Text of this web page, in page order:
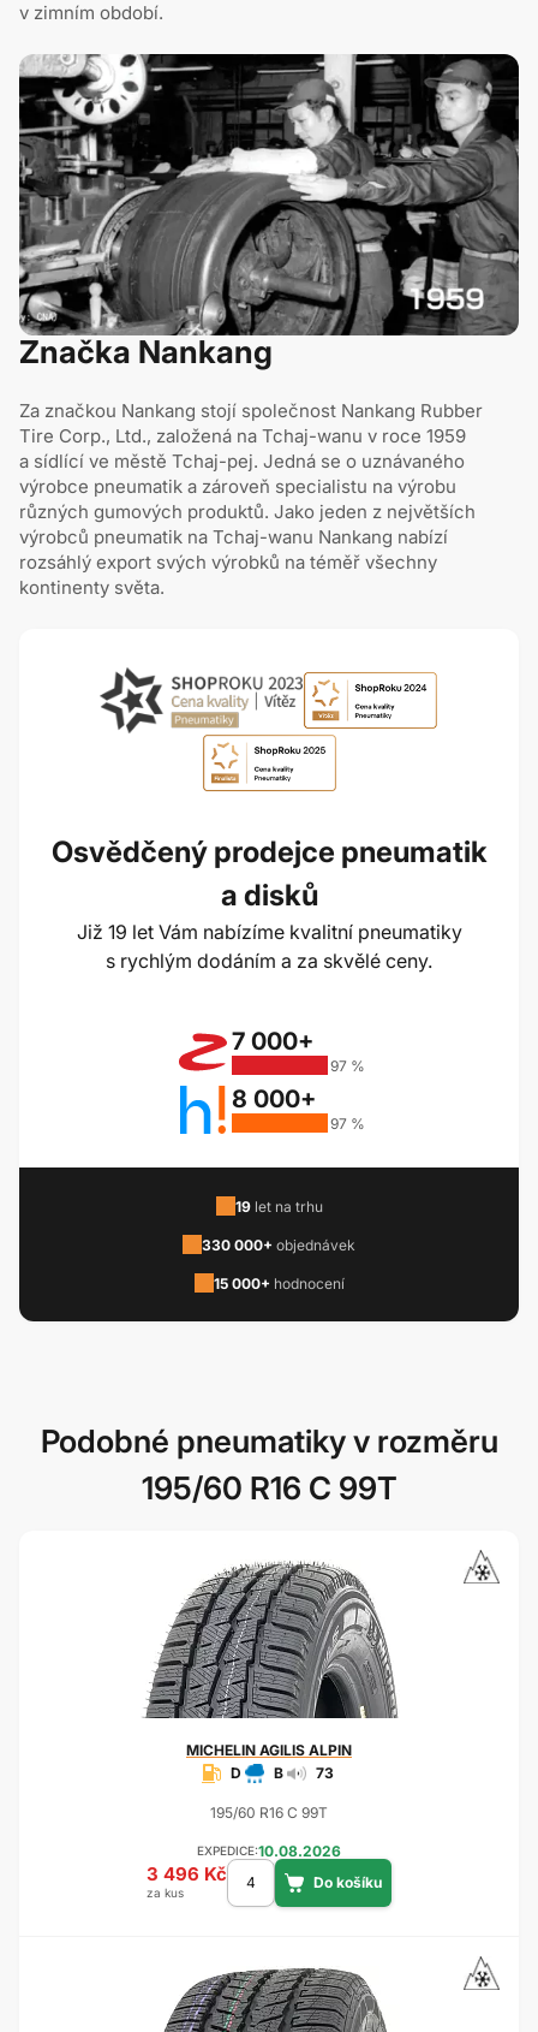
v zimním období.
Značka Nankang
Za značkou Nankang stojí společnost Nankang Rubber
Tire Corp., Ltd., založená na Tchaj-wanu v roce 1959
a sídlící ve městě Tchaj-pej. Jedná se o uznávaného
výrobce pneumatik a zároveň specialistu na výrobu
různých gumových produktů. Jako jeden z největších
výrobců pneumatik na Tchaj-wanu Nankang nabízí
rozsáhlý export svých výrobků na téměř všechny
kontinenty světa.
Osvědčený prodejce pneumatik
a disků
Již 19 let Vám nabízíme kvalitní pneumatiky
s rychlým dodáním a za skvělé ceny.
7 000+
97 %
8 000+
97 %
19let na trhu
330 000+ objednávek
15 000+ hodnocení
Podobné pneumatiky v rozměru
195/60 R16 C 99T
MICHELIN AGILIS ALPIN
D
B 73
195/60 R16 C 99T
EXPEDICE:10.08.2026
3 496 Kč
za kus